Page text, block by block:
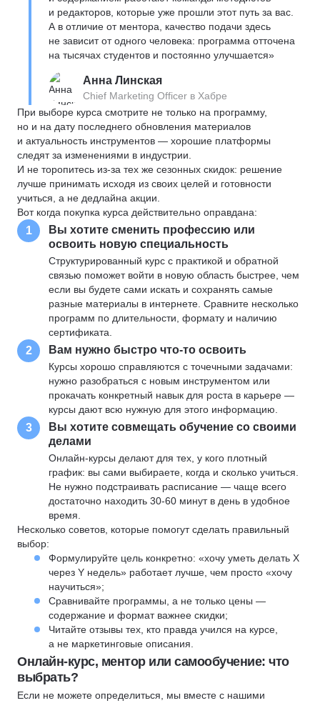
и редакторов, которые уже прошли этот путь за вас.
А в отличие от ментора, качество подачи здесь
не зависит от одного человека: программа отточена
на тысячах студентов и постоянно улучшается»
Анна Линская
Chief Marketing Officer в Хабре
При выборе курса смотрите не только на программу,
но и на дату последнего обновления материалов
и актуальность инструментов — хорошие платформы
следят за изменениями в индустрии.
И не торопитесь из-за тех же сезонных скидок: решение
лучше принимать исходя из своих целей и готовности
учиться, а не дедлайна акции.
Вот когда покупка курса действительно оправдана:
1
Вы хотите сменить профессию или
освоить новую специальность
Структурированный курс с практикой и обратной
связью поможет войти в новую область быстрее, чем
если вы будете сами искать и сохранять самые
разные материалы в интернете. Сравните несколько
программ по длительности, формату и наличию
сертификата.
2 Вам нужно быстро что-то освоить
Курсы хорошо справляются с точечными задачами:
нужно разобраться с новым инструментом или
прокачать конкретный навык для роста в карьере —
курсы дают всю нужную для этого информацию.
3
Вы хотите совмещать обучение со своими
делами
Онлайн-курсы делают для тех, у кого плотный
график: вы сами выбираете, когда и сколько учиться.
Не нужно подстраивать расписание — чаще всего
достаточно находить 30-60 минут в день в удобное
время.
Несколько советов, которые помогут сделать правильный
выбор:
Формулируйте цель конкретно: «хочу уметь делать X
через Y недель» работает лучше, чем просто «хочу
научиться»;
Сравнивайте программы, а не только цены —
содержание и формат важнее скидки;
Читайте отзывы тех, кто правда учился на курсе,
а не маркетинговые описания.
Онлайн-курс, ментор или самообучение: что
выбрать?
Если не можете определиться, мы вместе с нашими